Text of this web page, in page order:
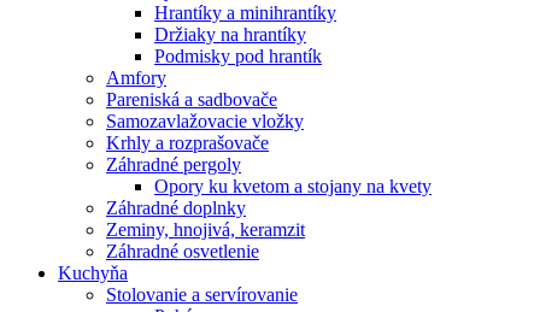
Hrantíky a minihrantíky
Držiaky na hrantíky
Podmisky pod hrantík
Amfory
Pareniská a sadbovače
Samozavlažovacie vložky
Krhly a rozprašovače
Záhradné pergoly
Opory ku kvetom a stojany na kvety
Záhradné doplnky
Zeminy, hnojivá, keramzit
Záhradné osvetlenie
Kuchyňa
Stolovanie a servírovanie